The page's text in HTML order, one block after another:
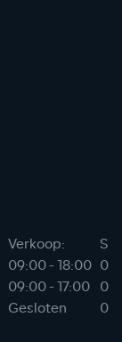
Verkoop:
09:00 - 18:00
09:00 - 17:00
Gesloten